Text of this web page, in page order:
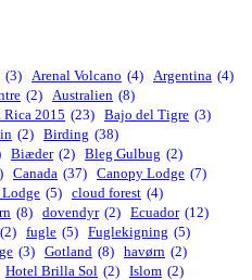
(3) Arenal Volcano (4) Argentina (4)
(2) Australien (8)
2015 (23) Bajo del Tigre (3)
(2) Birding (38)
Biæder (2) Bleg Gulbug (2)
Canada (37) Canopy Lodge (7)
Lodge (5) cloud forest (4)
(8) dovendyr (2) Ecuador (12)
(2) fugle (5) Fuglekigning (5)
(3) Gotland (8) havørn (2)
Hotel Brilla Sol (2) Islom (2)